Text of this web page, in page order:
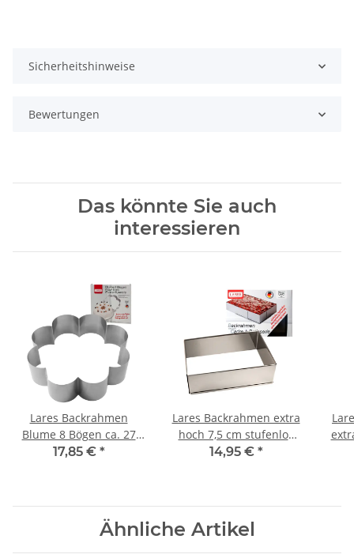
Sicherheitshinweise
Bewertungen
Das könnte Sie auch
interessieren
Lares Backrahmen
Blume 8 Bögen ca. 27
cm - Backform
17,85 € *
Lares Backrahmen extra
hoch 7,5 cm stufenlos
verstellbar - Backrand
14,95 € *
Ähnliche Artikel